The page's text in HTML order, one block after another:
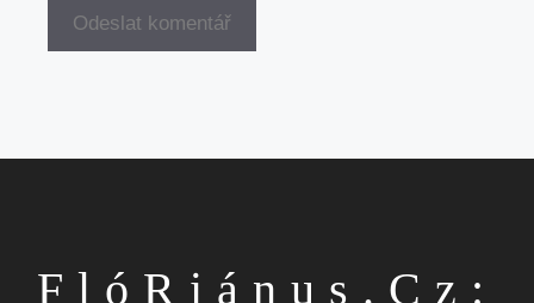
FlóRiánus.cz: